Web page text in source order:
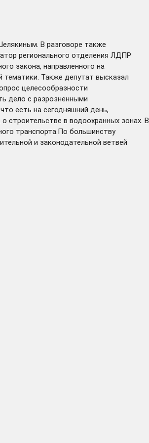
В разговоре также
регионального отделения ЛДПР
закона, направленного на
Также депутат высказал
целесообразности
дело с разрозненными
есть на сегодняшний день,
строительстве в водоохранных зонах. В
транспорта.По большинству
и законодательной ветвей